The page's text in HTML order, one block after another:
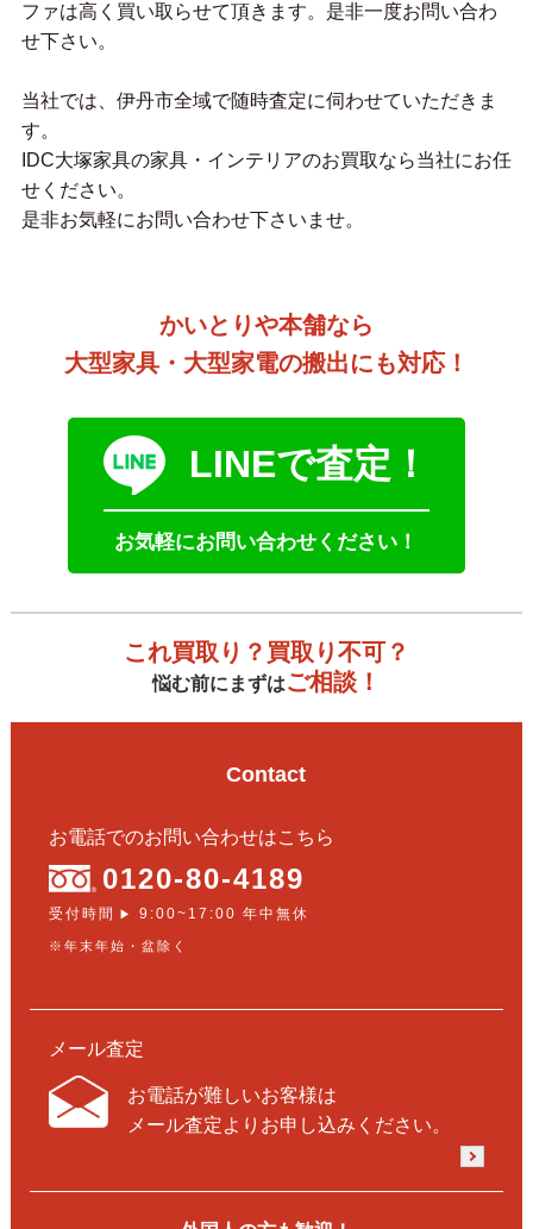
ファは高く買い取らせて頂きます。是非一度お問い合わ
せ下さい。
当社では、伊丹市全域で随時査定に伺わせていただきま
す。
IDC大塚家具の家具・インテリアのお買取なら当社にお任
せください。
是非お気軽にお問い合わせ下さいませ。
かいとりや本舗なら
大型家具・大型家電の搬出にも対応！
LINEで査定！
お気軽にお問い合わせください！
これ買取り？買取り不可？
悩む前にまずはご相談！
Contact
お電話でのお問い合わせはこちら
0120-80-4189
受付時間 ▶ 9:00~17:00 年中無休
※年末年始・盆除く
メール査定
お電話が難しいお客様は
メール査定よりお申し込みください。